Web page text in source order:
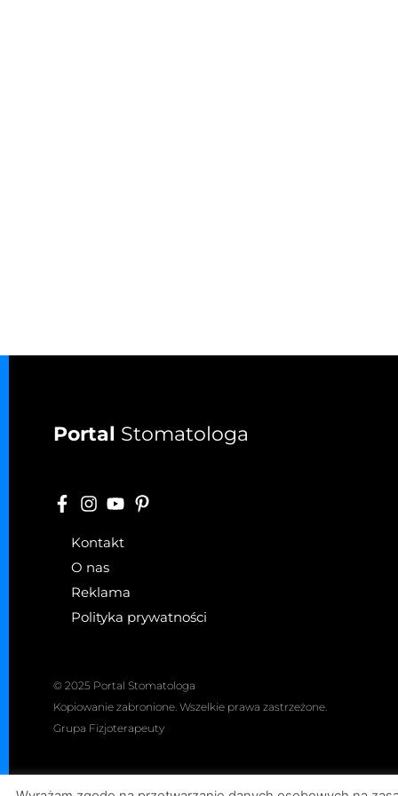
Portal Stomatologa
Kontakt
O nas
Reklama
Polityka prywatności
© 2025 Portal Stomatologa
Kopiowanie zabronione. Wszelkie prawa zastrzeżone.
Grupa Fizjoterapeuty